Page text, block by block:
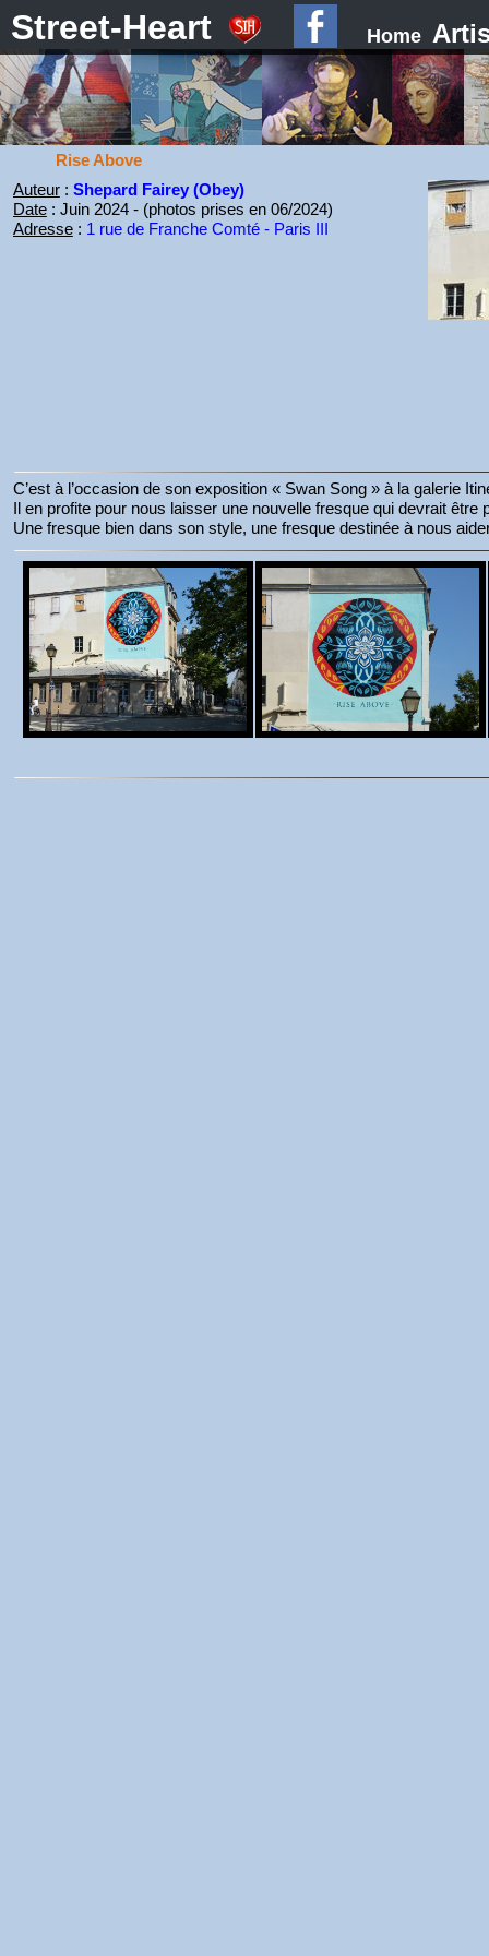
Street-Heart Home
Rise Above
Auteur: Shepard Fairey (Obey)
Date: Juin 2024 - (photos prises en 06/2024)
Adresse: 1 rue de Franche Comté - Paris III
C’est à l’occasion de son exposition « Swan Song » à la galerie
Il en profite pour nous laisser une nouvelle fresque qui devrait
Une fresque bien dans son style, une fresque destinée à nous